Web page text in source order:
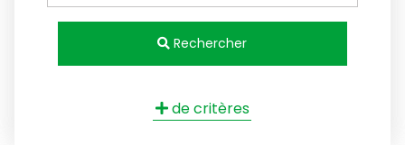
Rechercher
de critères